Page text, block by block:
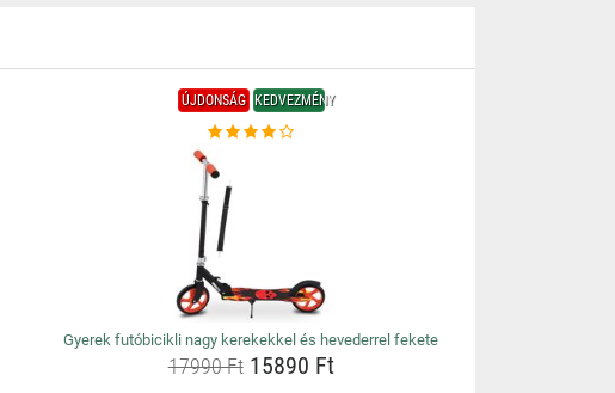
ÚJDONSÁG KEDVEZMÉNY
Gyerek futóbicikli nagy kerekekkel és hevederrel fekete
17990 Ft15890 Ft